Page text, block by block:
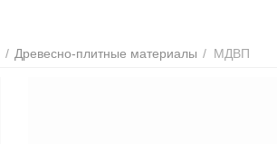
/ Древесно-плитные материалы / МДВП